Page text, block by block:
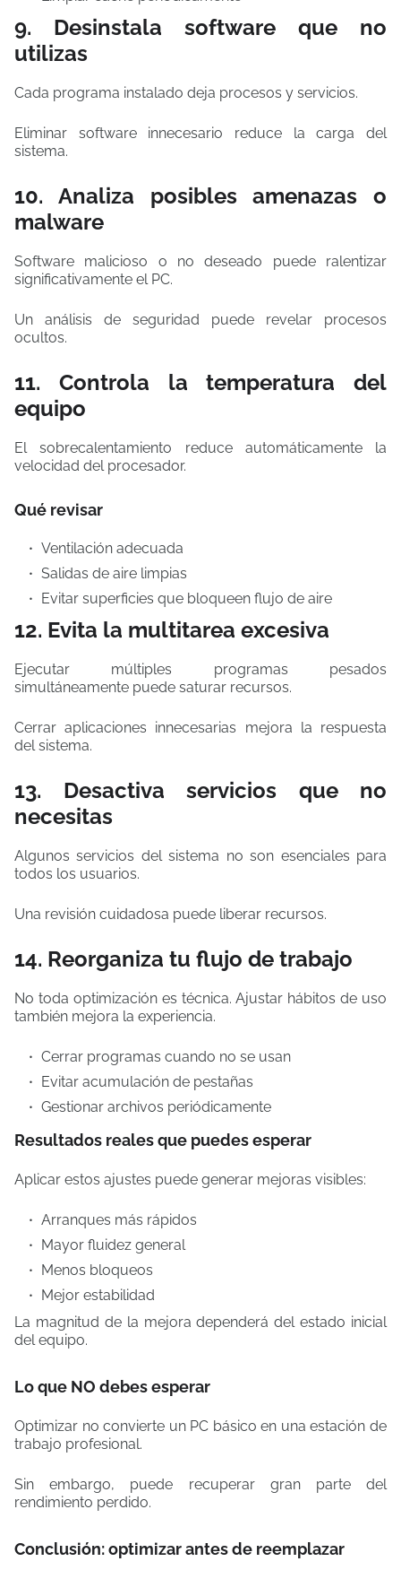
9. Desinstala software que no
utilizas
Cada programa instalado deja procesos y servicios.
Eliminar software innecesario reduce la carga del
sistema.
10. Analiza posibles amenazas o
malware
Software malicioso o no deseado puede ralentizar
significativamente el PC.
Un análisis de seguridad puede revelar procesos
ocultos.
11. Controla la temperatura del
equipo
El sobrecalentamiento reduce automáticamente la
velocidad del procesador.
Qué revisar
Ventilación adecuada
Salidas de aire limpias
Evitar superficies que bloqueen flujo de aire
12. Evita la multitarea excesiva
Ejecutar múltiples programas pesados
simultáneamente puede saturar recursos.
Cerrar aplicaciones innecesarias mejora la respuesta
del sistema.
13. Desactiva servicios que no
necesitas
Algunos servicios del sistema no son esenciales para
todos los usuarios.
Una revisión cuidadosa puede liberar recursos.
14. Reorganiza tu flujo de trabajo
No toda optimización es técnica. Ajustar hábitos de uso
también mejora la experiencia.
Cerrar programas cuando no se usan
Evitar acumulación de pestañas
Gestionar archivos periódicamente
Resultados reales que puedes esperar
Aplicar estos ajustes puede generar mejoras visibles:
Arranques más rápidos
Mayor fluidez general
Menos bloqueos
Mejor estabilidad
La magnitud de la mejora dependerá del estado inicial
del equipo.
Lo que NO debes esperar
Optimizar no convierte un PC básico en una estación de
trabajo profesional.
Sin embargo, puede recuperar gran parte del
rendimiento perdido.
Conclusión: optimizar antes de reemplazar